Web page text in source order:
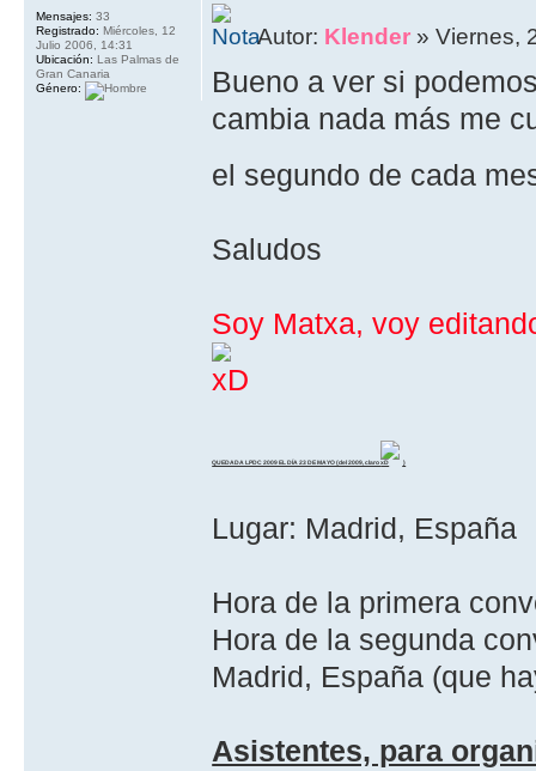
Autor: Klender » Viernes,
Bueno a ver si
cambia nada más me
el segundo de cada
Saludos
Soy Matxa, voy
QUEDADA LPDC 2009 EL DÍA 23 DE MAYO (del 2009, claro )
Lugar: Madrid, España
Hora de la primera
Hora de la segunda
Madrid, España (que
Asistentes, para
Mensajes: 33
Registrado: Miércoles, 12
Julio 2006, 14:31
Ubicación: Las Palmas de
Gran Canaria
Género: